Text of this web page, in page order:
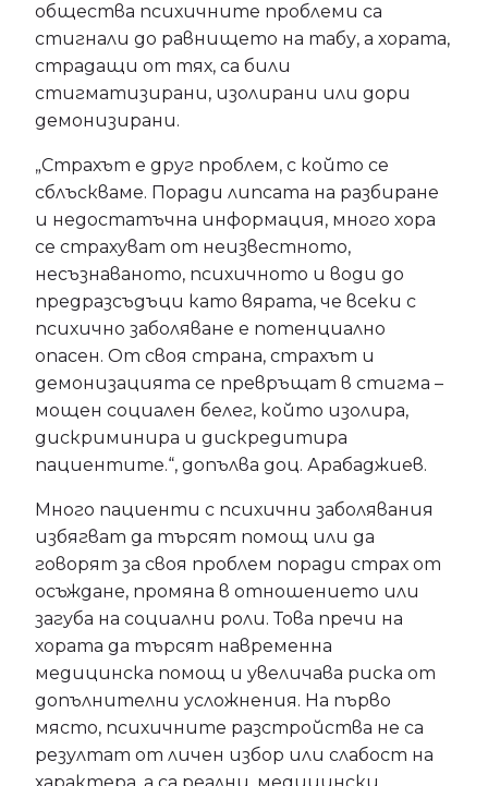
общества психичните проблеми са
стигнали до равнището на табу, а хората,
страдащи от тях, са били
стигматизирани, изолирани или дори
демонизирани.
„Страхът е друг проблем, с който се
сблъскваме. Поради липсата на разбиране
и недостатъчна информация, много хора
се страхуват от неизвестното,
несъзнаваното, психичното и води до
предразсъдъци като вярата, че всеки с
психично заболяване е потенциално
опасен. От своя страна, страхът и
демонизацията се превръщат в стигма –
мощен социален белег, който изолира,
дискриминира и дискредитира
пациентите.“, допълва доц. Арабаджиев.
Много пациенти с психични заболявания
избягват да търсят помощ или да
говорят за своя проблем поради страх от
осъждане, промяна в отношението или
загуба на социални роли. Това пречи на
хората да търсят навременна
медицинска помощ и увеличава риска от
допълнителни усложнения. На първо
място, психичните разстройства не са
резултат от личен избор или слабост на